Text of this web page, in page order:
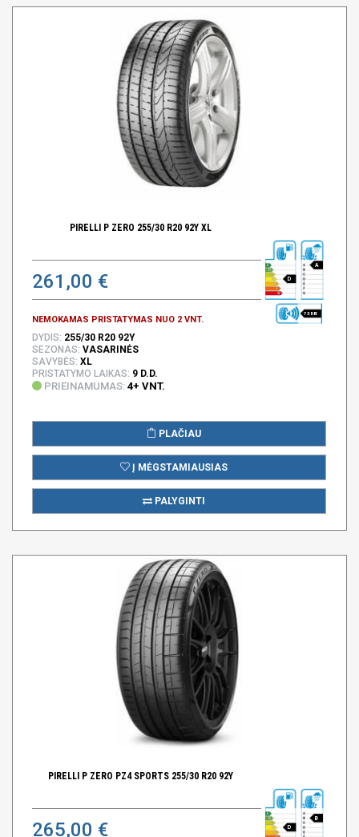
PIRELLI P ZERO 255/30 R20 92Y XL
261,00 €
NEMOKAMAS PRISTATYMAS NUO 2 VNT.
D
A
73 DB
DYDIS: 255/30 R20 92Y
SEZONAS: VASARINĖS
SAVYBĖS: XL
PRISTATYMO LAIKAS: 9 D.D.
PRIEINAMUMAS: 4+ VNT.
PLAČIAU
Į MĖGSTAMIAUSIAS
PALYGINTI
PIRELLI P ZERO PZ4 SPORTS 255/30 R20 92Y
265,00 € D
B